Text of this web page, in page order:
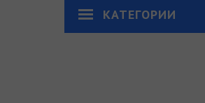
КАТЕГОРИИ